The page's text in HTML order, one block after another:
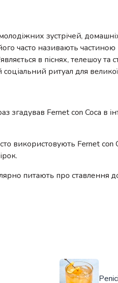
зустрічей,
часто називають частиною
в піснях, телешоу
ритуал для
згадував Fernet con Coca в
використовують Fernet
питають про ставлення